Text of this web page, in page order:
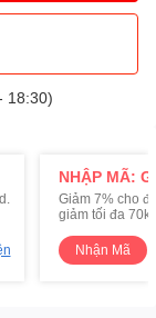
18:30)
NHẬP MÃ:
Giảm 7% cho
giảm tối đa 70k
Nhận Mã